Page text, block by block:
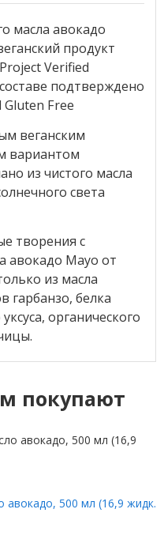
масла авокадо
продукт
Verified
подтверждено
Free
веганским
вариантом
из чистого масла
света
творения с
авокадо Mayo от
из масла
гарбанзо, белка
органического
покупают
авокадо, 500 мл (16,9 жидк.